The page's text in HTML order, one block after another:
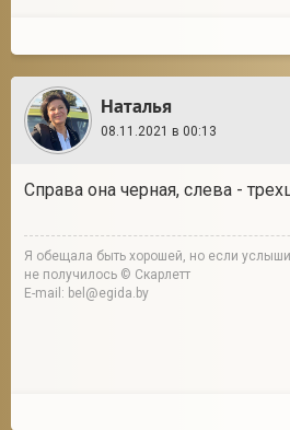
Наталья
08.11.2021 в 00:13
Справа она черная, слева -
Я обещала быть хорошей, но если
не получилось © Скарлетт
E-mail: bel@egida.by